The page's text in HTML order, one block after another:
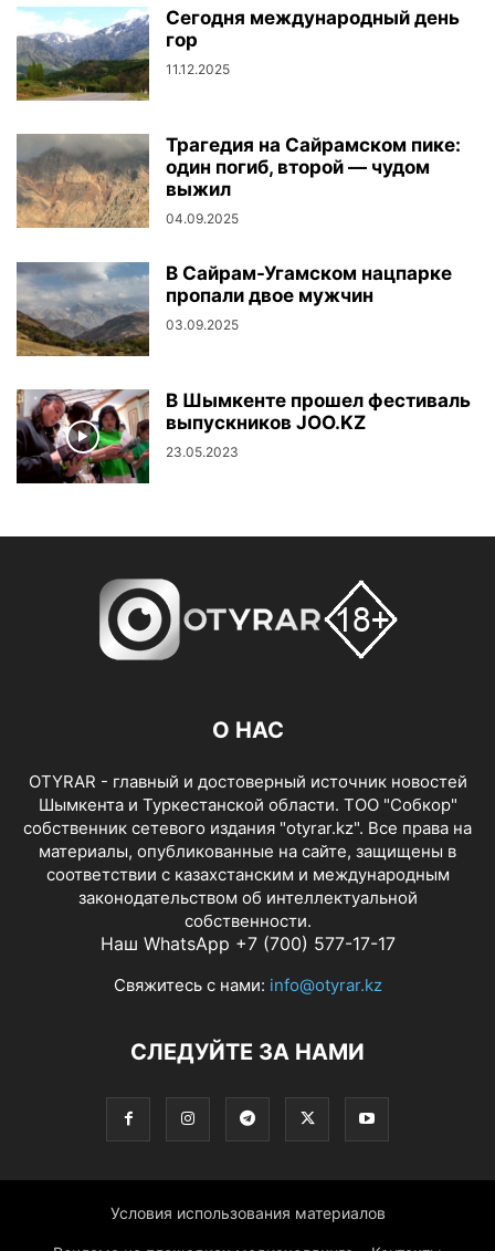
Сегодня международный день
гор
11.12.2025
Трагедия на Сайрамском пике:
один погиб, второй — чудом
выжил
04.09.2025
В Сайрам-Угамском нацпарке
пропали двое мужчин
03.09.2025
В Шымкенте прошел фестиваль
выпускников JOO.KZ
23.05.2023
О НАС
OTYRAR - главный и достоверный источник новостей
Шымкента и Туркестанской области. ТОО "Собкор"
собственник сетевого издания "otyrar.kz". Все права на
материалы, опубликованные на сайте, защищены в
соответствии с казахстанским и международным
законодательством об интеллектуальной
собственности.
Наш WhatsApp +7 (700) 577-17-17
Свяжитесь с нами: info@otyrar.kz
СЛЕДУЙТЕ ЗА НАМИ
Условия использования материалов